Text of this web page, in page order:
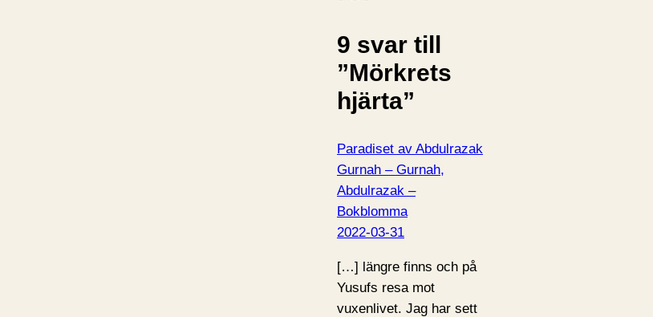
9 svar till
”Mörkrets
hjärta”
Paradiset av Abdulrazak
Gurnah – Gurnah,
Abdulrazak –
Bokblomma
2022-03-31
[…] längre finns och på
Yusufs resa mot
vuxenlivet. Jag har sett